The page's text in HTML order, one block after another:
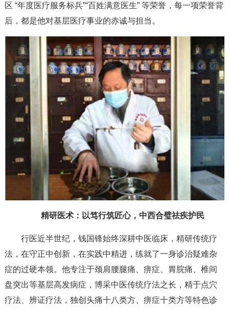
区 “年度医疗服务标兵”“百姓满意医生” 等荣誉，每一项荣誉背
后，都是他对基层医疗事业的赤诚与担当。
精研医术：以笃行筑匠心，中西合璧祛疾护民
行医近半世纪，钱国锋始终深耕中医临床，精研传统疗
法，在守正中创新，在实践中精进，练就了一身诊治疑难杂
症的过硬本领。他专注于颈肩腰腿痛、痹症、胃脘痛、椎间
盘突出等基层高发病症，博采中医传统疗法之长，精于点穴
疗法、辨证疗法，独创头痛十八类方、痹症十类方等特色诊